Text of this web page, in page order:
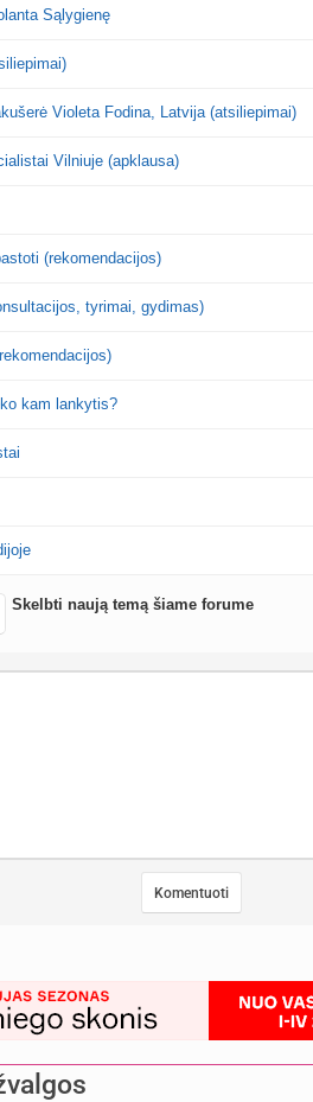
Sąlygienę
Violeta Fodina, Latvija (atsiliepimai)
Vilniuje (apklausa)
(rekomendacijos)
tyrimai, gydimas)
kam lankytis?
Skelbti naują temą šiame forume